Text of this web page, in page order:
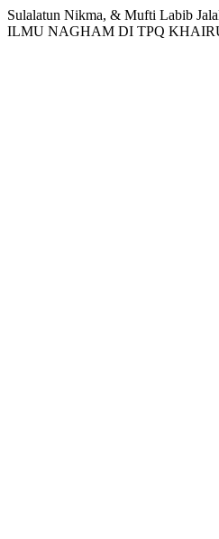
Sulalatun Nikma, & Mufti Labib
ILMU NAGHAM DI TPQ